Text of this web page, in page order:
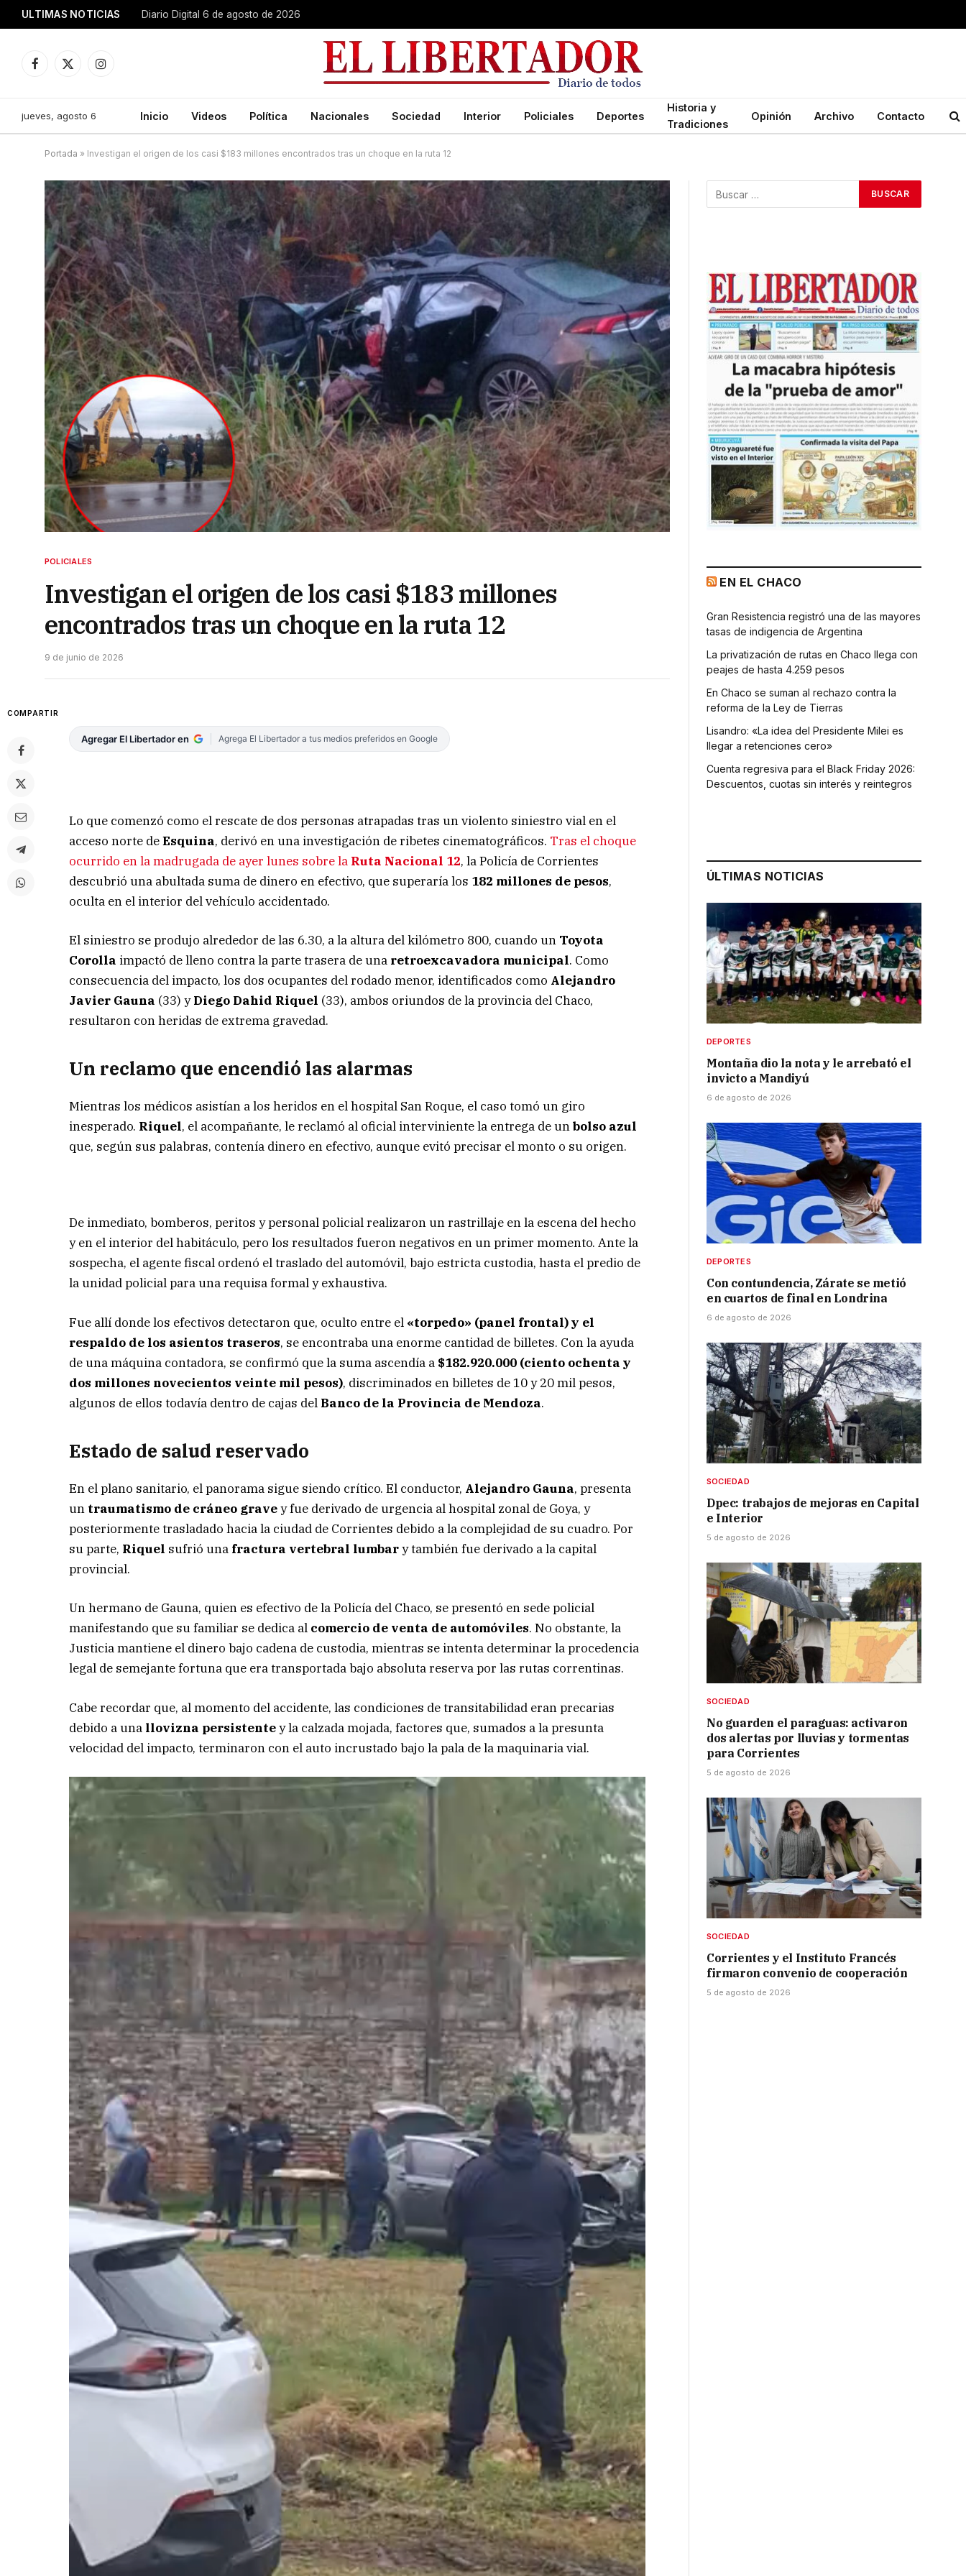
ULTIMAS NOTICIAS Diario Digital 6 de agosto de 2026
Facebook
X
Instagram
jueves, agosto 6 Inicio Videos Política Nacionales Sociedad Interior Policiales Deportes
Historia y
Tradiciones
Opinión Archivo Contacto
Portada » Investigan el origen de los casi $183 millones encontrados tras un choque en la ruta 12
POLICIALES
Investigan el origen de los casi $183 millones
encontrados tras un choque en la ruta 12
9 de junio de 2026
COMPARTIR
Agregar El Libertador en Agrega El Libertador a tus medios preferidos en Google
Lo que comenzó como el rescate de dos personas atrapadas tras un violento siniestro vial en el
acceso norte deEsquina, derivó en una investigación de ribetes cinematográficos. Tras el choque
ocurrido en la madrugada de ayer lunes sobre la Ruta Nacional 12, la Policía de Corrientes
descubrió una abultada suma de dinero en efectivo, que superaría los 182 millones de pesos,
oculta en el interior del vehículo accidentado.
El siniestro se produjo alrededor de las 6.30, a la altura del kilómetro 800, cuando un Toyota
Corolla impactó de lleno contra la parte trasera de una retroexcavadora municipal. Como
consecuencia del impacto, los dos ocupantes del rodado menor, identificados como Alejandro
Javier Gauna (33) yDiego Dahid Riquel (33), ambos oriundos de la provincia del Chaco,
resultaron con heridas de extrema gravedad.
Un reclamo que encendió las alarmas
Mientras los médicos asistían a los heridos en el hospital San Roque, el caso tomó un giro
inesperado. Riquel, el acompañante, le reclamó al oficial interviniente la entrega de unbolso azul
que, según sus palabras, contenía dinero en efectivo, aunque evitó precisar el monto o su origen.
De inmediato, bomberos, peritos y personal policial realizaron un rastrillaje en la escena del hecho
y en el interior del habitáculo, pero los resultados fueron negativos en un primer momento. Ante la
sospecha, el agente fiscal ordenó el traslado del automóvil, bajo estricta custodia, hasta el predio de
la unidad policial para una requisa formal y exhaustiva.
Fue allí donde los efectivos detectaron que, oculto entre el «torpedo» (panel frontal) y el
respaldo de los asientos traseros, se encontraba una enorme cantidad de billetes. Con la ayuda
de una máquina contadora, se confirmó que la suma ascendía a $182.920.000 (ciento ochenta y
dos millones novecientos veinte mil pesos), discriminados en billetes de 10 y 20 mil pesos,
algunos de ellos todavía dentro de cajas del Banco de la Provincia de Mendoza.
Estado de salud reservado
En el plano sanitario, el panorama sigue siendo crítico. El conductor, Alejandro Gauna, presenta
un traumatismo de cráneo gravey fue derivado de urgencia al hospital zonal de Goya, y
posteriormente trasladado hacia la ciudad de Corrientes debido a la complejidad de su cuadro. Por
su parte, Riquel sufrió una fractura vertebral lumbary también fue derivado a la capital
provincial.
Un hermano de Gauna, quien es efectivo de la Policía del Chaco, se presentó en sede policial
manifestando que su familiar se dedica al comercio de venta de automóviles. No obstante, la
Justicia mantiene el dinero bajo cadena de custodia, mientras se intenta determinar la procedencia
legal de semejante fortuna que era transportada bajo absoluta reserva por las rutas correntinas.
Cabe recordar que, al momento del accidente, las condiciones de transitabilidad eran precarias
debido a una llovizna persistentey la calzada mojada, factores que, sumados a la presunta
velocidad del impacto, terminaron con el auto incrustado bajo la pala de la maquinaria vial.
EN EL CHACO
Gran Resistencia registró una de las mayores
tasas de indigencia de Argentina
La privatización de rutas en Chaco llega con
peajes de hasta 4.259 pesos
En Chaco se suman al rechazo contra la
reforma de la Ley de Tierras
Lisandro: «La idea del Presidente Milei es
llegar a retenciones cero»
Cuenta regresiva para el Black Friday 2026:
Descuentos, cuotas sin interés y reintegros
ÚLTIMAS NOTICIAS
DEPORTES
Montaña dio la nota y le arrebató el
invicto a Mandiyú
6 de agosto de 2026
DEPORTES
Con contundencia, Zárate se metió
en cuartos de final en Londrina
6 de agosto de 2026
SOCIEDAD
Dpec: trabajos de mejoras en Capital
e Interior
5 de agosto de 2026
SOCIEDAD
No guarden el paraguas: activaron
dos alertas por lluvias y tormentas
para Corrientes
5 de agosto de 2026
SOCIEDAD
Corrientes y el Instituto Francés
firmaron convenio de cooperación
5 de agosto de 2026